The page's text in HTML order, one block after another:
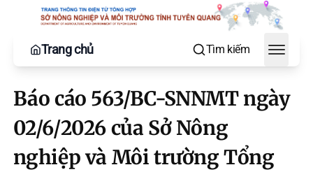
Trang chủ Tìm kiếm
Toggle
Báo cáo 563/BC-SNNMT ngày
02/6/2026 của Sở Nông
nghiệp và Môi trường Tổng